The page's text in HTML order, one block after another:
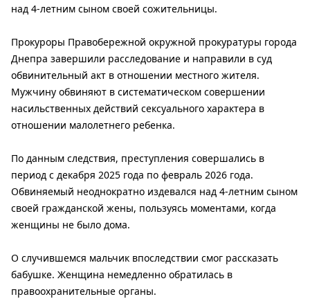
над 4-летним сыном своей сожительницы.
Прокуроры Правобережной окружной прокуратуры города
Днепра завершили расследование и направили в суд
обвинительный акт в отношении местного жителя.
Мужчину обвиняют в систематическом совершении
насильственных действий сексуального характера в
отношении малолетнего ребенка.
По данным следствия, преступления совершались в
период с декабря 2025 года по февраль 2026 года.
Обвиняемый неоднократно издевался над 4-летним сыном
своей гражданской жены, пользуясь моментами, когда
женщины не было дома.
О случившемся мальчик впоследствии смог рассказать
бабушке. Женщина немедленно обратилась в
правоохранительные органы.